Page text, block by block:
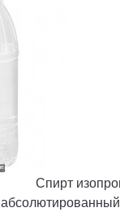
Спирт